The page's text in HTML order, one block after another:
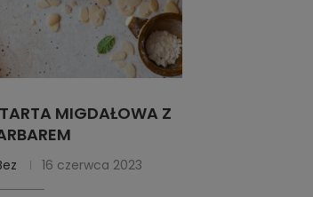
MIGDAŁOWA Z
16 czerwca 2023